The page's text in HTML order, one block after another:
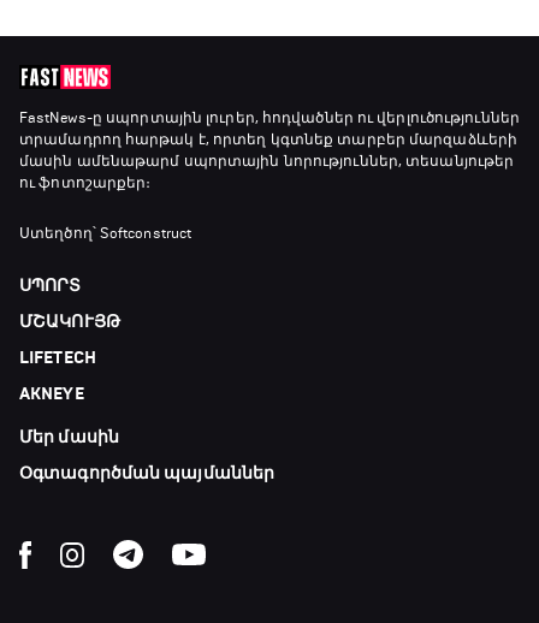
FastNews-ը սպորտային լուրեր, հոդվածներ ու վերլուծություններ
տրամադրող հարթակ է, որտեղ կգտնեք տարբեր մարզաձևերի
մասին ամենաթարմ սպորտային նորություններ, տեսանյութեր
ու ֆոտոշարքեր։
Ստեղծող՝ Softconstruct
ՍՊՈՐՏ
ՄՇԱԿՈՒՅԹ
LIFETECH
AKNEYE
Մեր մասին
Օգտագործման պայմաններ